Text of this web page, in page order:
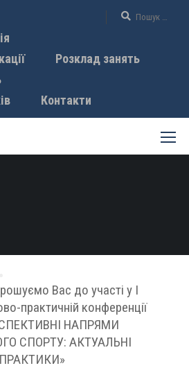
Розклад занять
Контакти
Вас до участі у І
практичній конференції
НАПРЯМИ
СПОРТУ: АКТУАЛЬНІ